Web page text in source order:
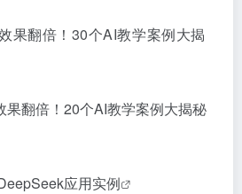
果翻倍！30个AI教学案例大揭
果翻倍！20个AI教学案例大揭秘
应用实例